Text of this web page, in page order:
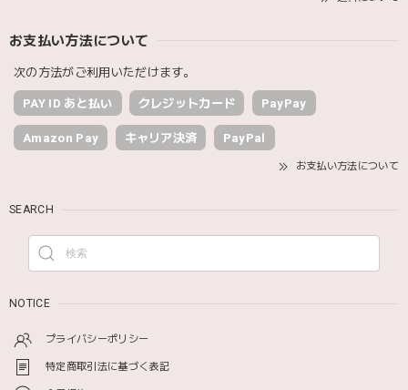
お支払い方法について
次の方法がご利用いただけます。
PAY ID あと払い クレジットカード PayPay
Amazon Pay キャリア決済 PayPal
お支払い方法について
SEARCH
NOTICE
プライバシーポリシー
特定商取引法に基づく表記